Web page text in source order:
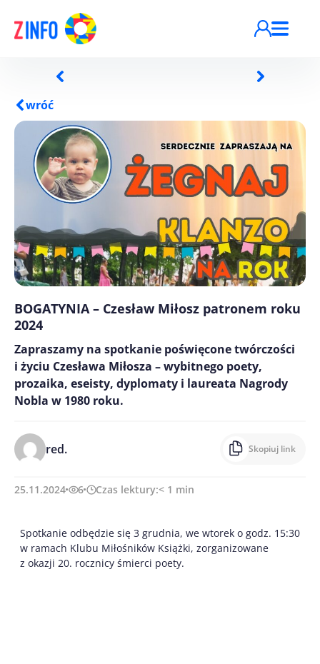
wróć
BOGATYNIA – Czesław Miłosz patronem roku
2024
Zapraszamy na spotkanie poświęcone twórczości
i życiu Czesława Miłosza – wybitnego poety,
prozaika, eseisty, dyplomaty i laureata Nagrody
Nobla w 1980 roku.
red. Skopiuj link
25.11.2024 6 Czas lektury:< 1 min
Spotkanie odbędzie się 3 grudnia, we wtorek o godz. 15:30
w ramach Klubu Miłośników Książki, zorganizowane
z okazji 20. rocznicy śmierci poety.